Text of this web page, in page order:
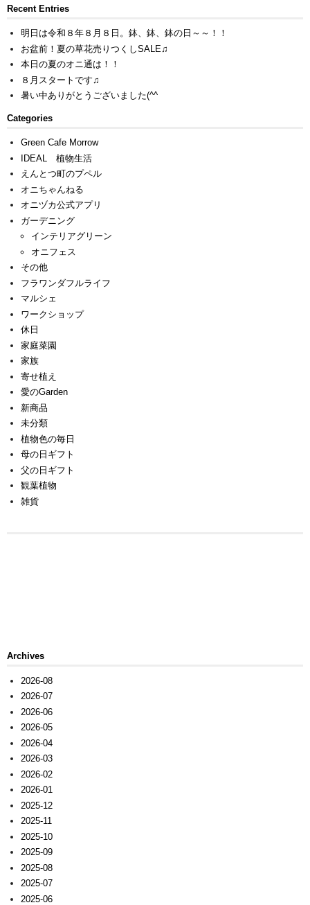
Recent Entries
明日は令和８年８月８日。鉢、鉢、鉢の日～～！！
お盆前！夏の草花売りつくしSALE♫
本日の夏のオニ通は！！
８月スタートです♫
暑い中ありがとうございました(^^ゞ
Categories
Green Cafe Morrow
IDEAL 植物生活
えんとつ町のプペル
オニちゃんねる
オニヅカ公式アプリ
ガーデニング
インテリアグリーン
オニフェス
その他
フラワンダフルライフ
マルシェ
ワークショップ
休日
家庭菜園
家族
寄せ植え
愛のGarden
新商品
未分類
植物色の毎日
母の日ギフト
父の日ギフト
観葉植物
雑貨
Archives
2026-08
2026-07
2026-06
2026-05
2026-04
2026-03
2026-02
2026-01
2025-12
2025-11
2025-10
2025-09
2025-08
2025-07
2025-06